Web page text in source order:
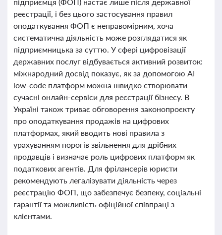
реєстрації, і без цього застосування правил
оподаткування ФОП є неправомірним, хоча
систематична діяльність може розглядатися як
підприємницька за суттю. У сфері цифровізації
державних послуг відбувається активний розвиток:
міжнародний досвід показує, як за допомогою AI
low-code платформ можна швидко створювати
сучасні онлайн-сервіси для реєстрації бізнесу. В
Україні також триває обговорення законопроєкту
про оподаткування продажів на цифрових
платформах, який вводить нові правила з
урахуванням порогів звільнення для дрібних
продавців і визначає роль цифрових платформ як
податкових агентів. Для фрілансерів юристи
рекомендують легалізувати діяльність через
реєстрацію ФОП, що забезпечує безпеку, соціальні
гарантії та можливість офіційної співпраці з
клієнтами.